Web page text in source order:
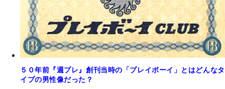
５０年前『週プレ』創刊当時の「プレイボーイ」とはどんなタ
イプの男性像だった？